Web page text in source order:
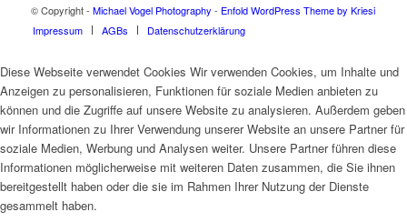
© Copyright - Michael Vogel Photography - Enfold WordPress Theme by Kriesi
Impressum
AGBs Datenschutzerklärung
Diese Webseite verwendet Cookies Wir verwenden Cookies, um Inhalte und
Anzeigen zu personalisieren, Funktionen für soziale Medien anbieten zu
können und die Zugriffe auf unsere Website zu analysieren. Außerdem geben
wir Informationen zu Ihrer Verwendung unserer Website an unsere Partner für
soziale Medien, Werbung und Analysen weiter. Unsere Partner führen diese
Informationen möglicherweise mit weiteren Daten zusammen, die Sie ihnen
bereitgestellt haben oder die sie im Rahmen Ihrer Nutzung der Dienste
gesammelt haben.